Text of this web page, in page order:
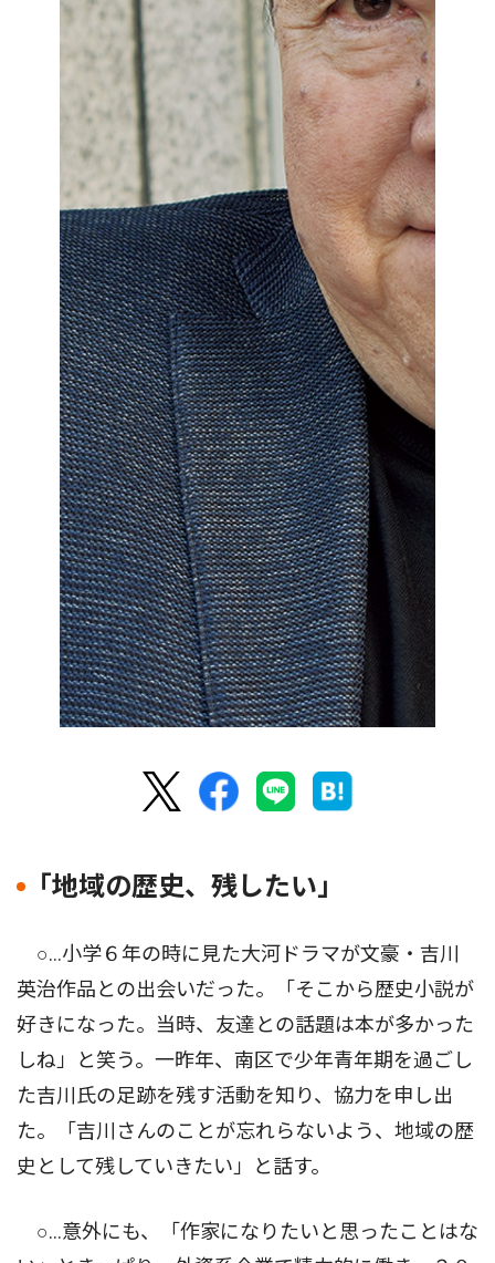
｢地域の歴史、残したい｣
○…小学６年の時に見た大河ドラマが文豪・吉川
英治作品との出会いだった。「そこから歴史小説が
好きになった。当時、友達との話題は本が多かった
しね」と笑う。一昨年、南区で少年青年期を過ごし
た吉川氏の足跡を残す活動を知り、協力を申し出
た。「吉川さんのことが忘れらないよう、地域の歴
史として残していきたい」と話す。
○…意外にも、「作家になりたいと思ったことはな